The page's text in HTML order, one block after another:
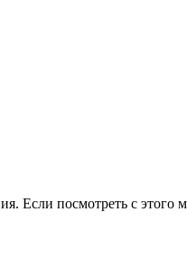
посмотреть с этого